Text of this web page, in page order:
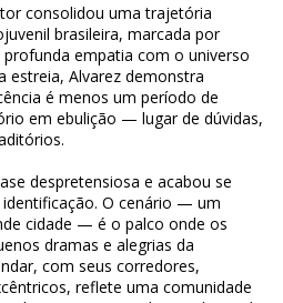
consolidou uma trajetória
brasileira, marcada por
empatia com o universo
estreia, Alvarez demonstra
é menos um período de
em ebulição — lugar de dúvidas,
despretensiosa e acabou se
O cenário — um
cidade — é o palco onde os
dramas e alegrias da
com seus corredores,
reflete uma comunidade